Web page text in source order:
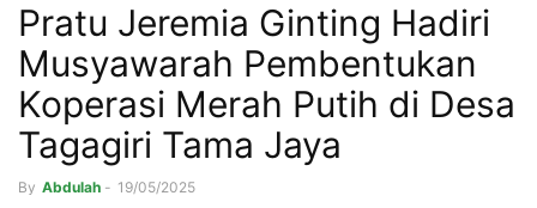
Pratu Jeremia Ginting Hadiri
Musyawarah Pembentukan
Koperasi Merah Putih di Desa
Tagagiri Tama Jaya
By Abdulah - 19/05/2025